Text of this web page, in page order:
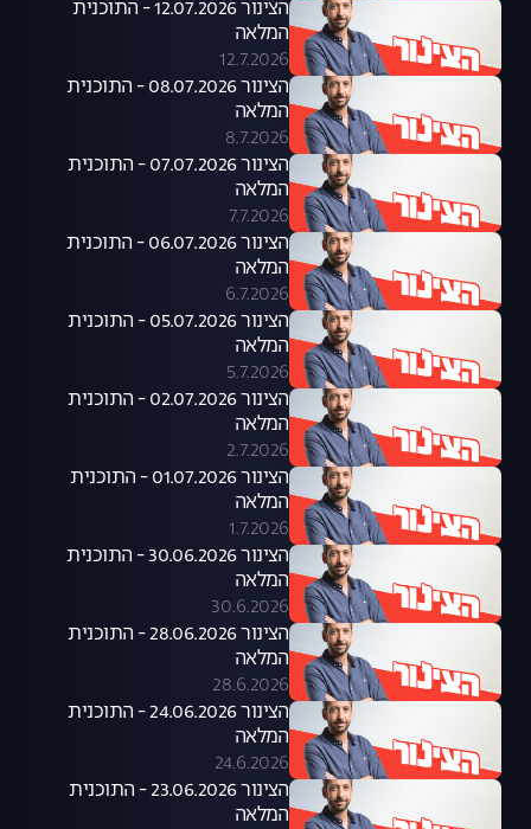
הצינור 12.07.2026 - התוכנית
המלאה
12.7.2026
הצינור 08.07.2026 - התוכנית
המלאה
8.7.2026
הצינור 07.07.2026 - התוכנית
המלאה
7.7.2026
הצינור 06.07.2026 - התוכנית
המלאה
6.7.2026
הצינור 05.07.2026 - התוכנית
המלאה
5.7.2026
הצינור 02.07.2026 - התוכנית
המלאה
2.7.2026
הצינור 01.07.2026 - התוכנית
המלאה
1.7.2026
הצינור 30.06.2026 - התוכנית
המלאה
30.6.2026
הצינור 28.06.2026 - התוכנית
המלאה
28.6.2026
הצינור 24.06.2026 - התוכנית
המלאה
24.6.2026
הצינור 23.06.2026 - התוכנית
המלאה